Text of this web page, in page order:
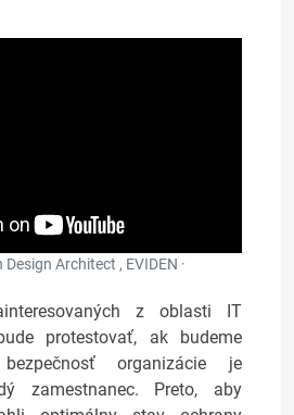
Architect , EVIDEN ·
z oblasti IT
protestovať, ak budeme
organizácie je
zamestnanec. Preto, aby